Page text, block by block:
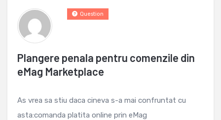
Plangere penala pentru comenzile din
eMag Marketplace
Question
As vrea sa stiu daca cineva s-a mai confruntat cu
asta:comanda platita online prin eMag